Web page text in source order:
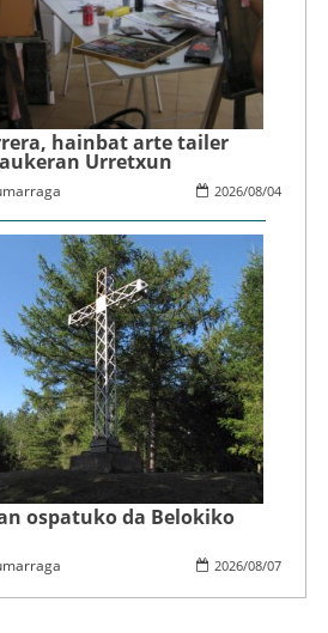
hainbat arte tailer
Urretxun
2026/08/04
ospatuko da Belokiko
2026/08/07